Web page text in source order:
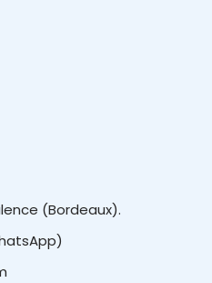
(Bordeaux).